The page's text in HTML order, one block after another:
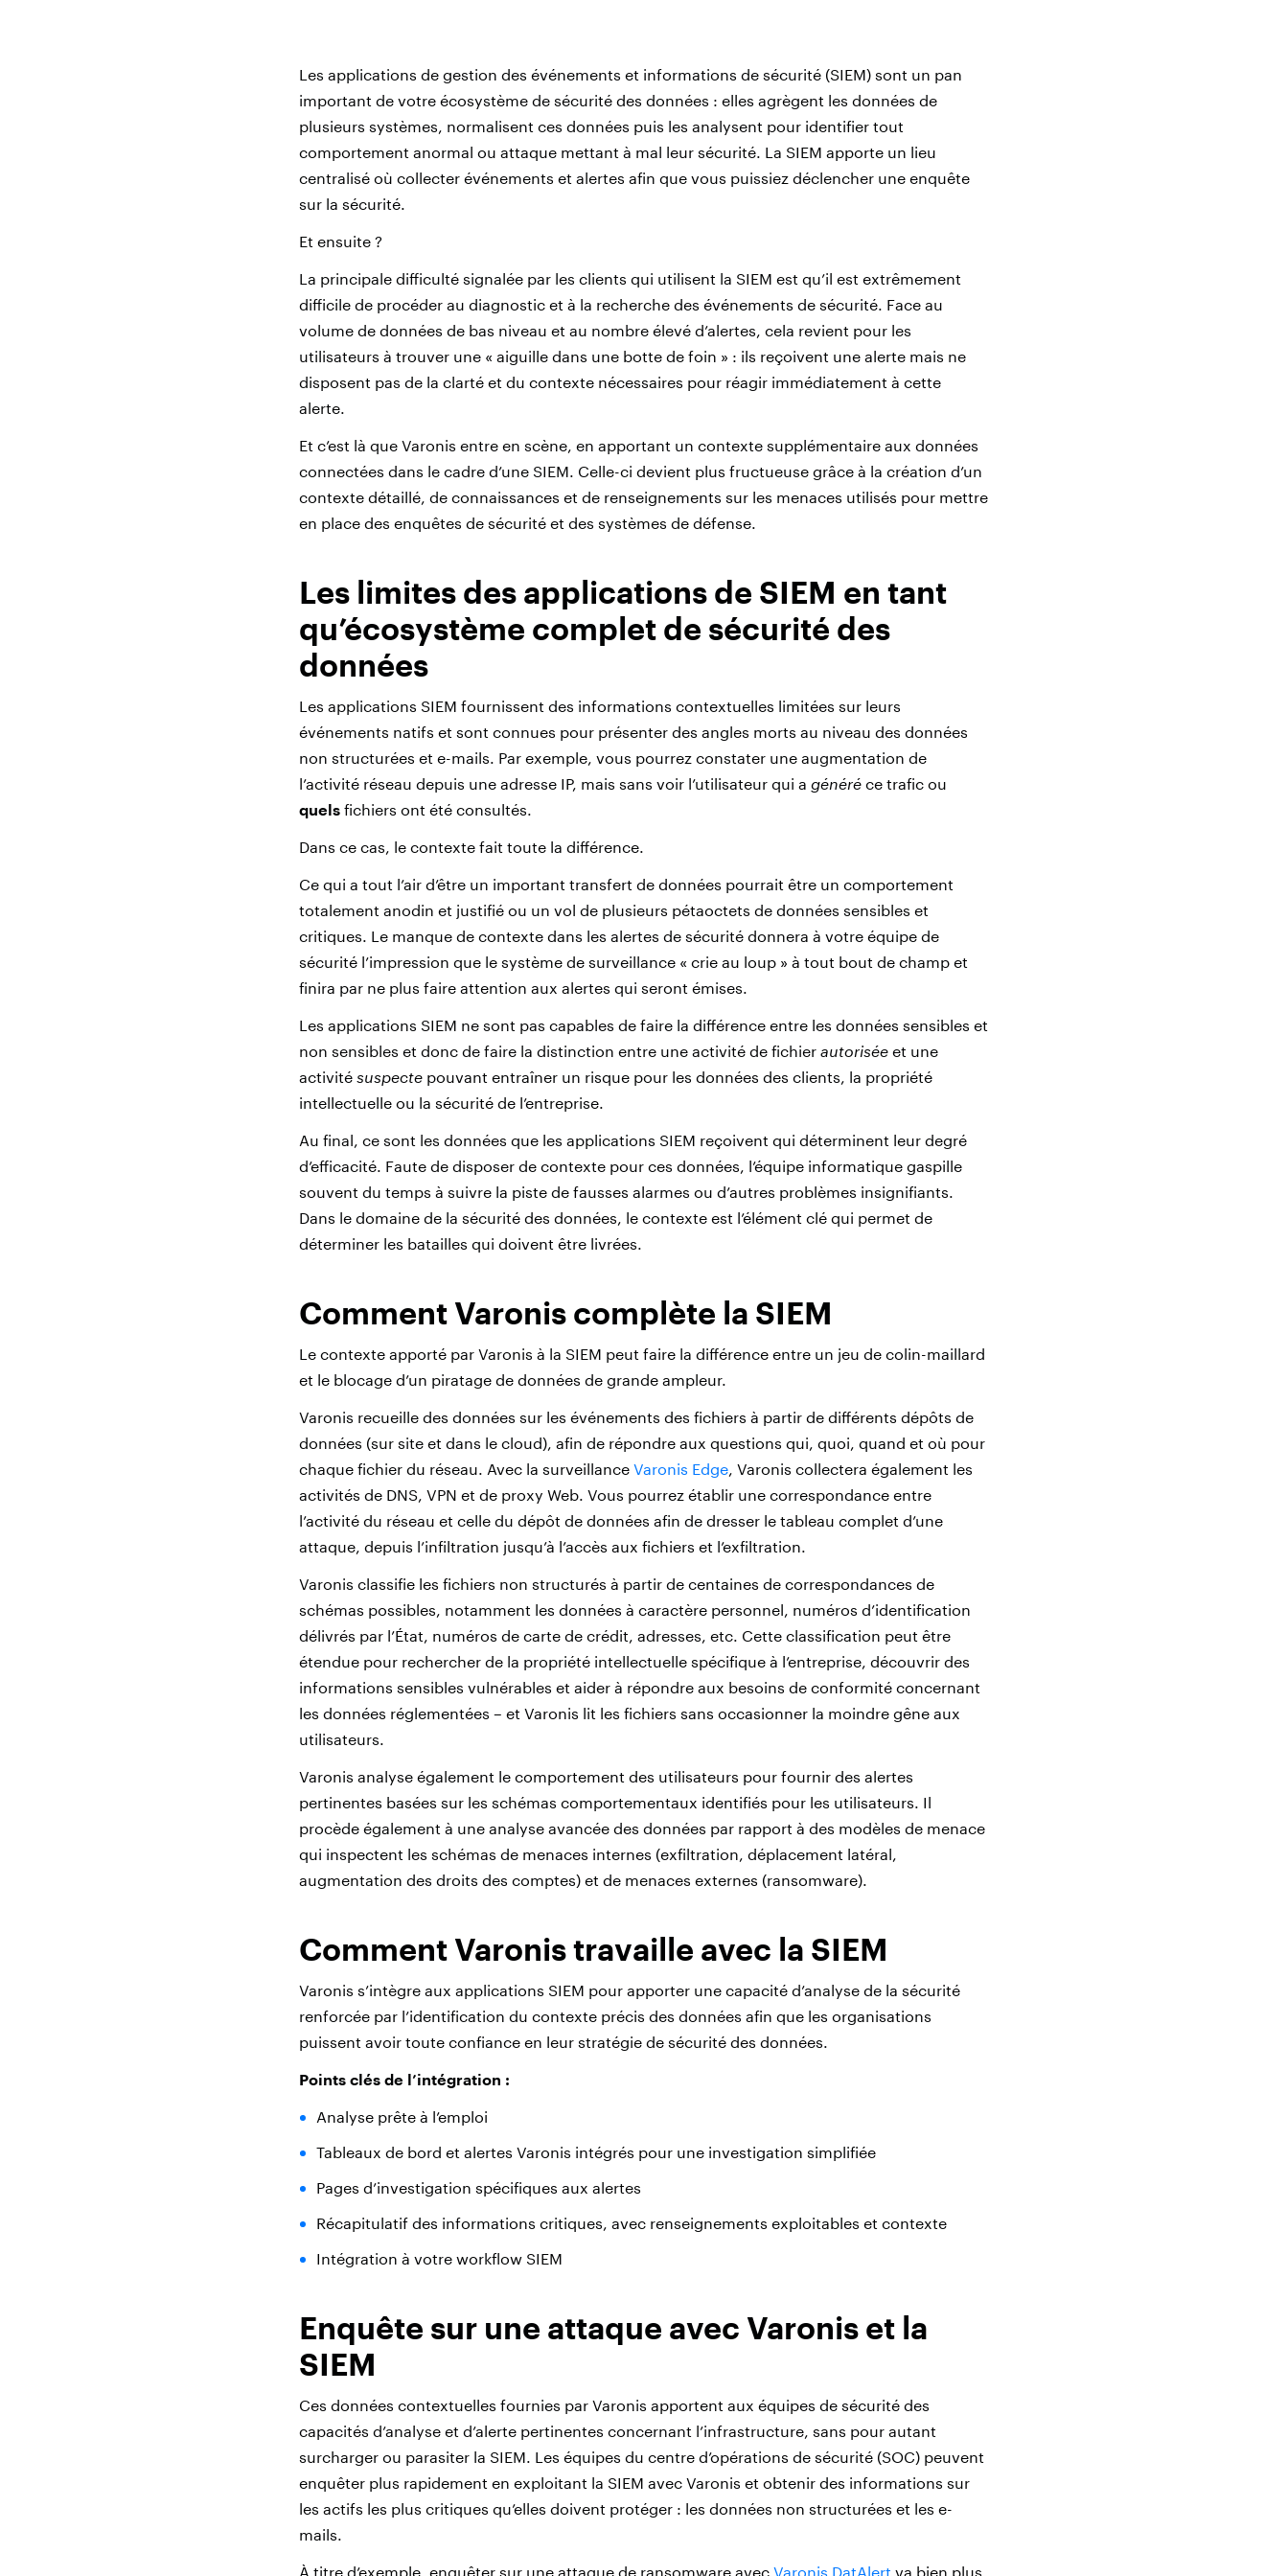
Les applications de gestion des événements et informations de sécurité (SIEM) sont un pan
important de votre écosystème de sécurité des données : elles agrègent les données de
plusieurs systèmes, normalisent ces données puis les analysent pour identifier tout
comportement anormal ou attaque mettant à mal leur sécurité. La SIEM apporte un lieu
centralisé où collecter événements et alertes afin que vous puissiez déclencher une enquête
sur la sécurité.
Et ensuite ?
La principale difficulté signalée par les clients qui utilisent la SIEM est qu’il est extrêmement
difficile de procéder au diagnostic et à la recherche des événements de sécurité. Face au
volume de données de bas niveau et au nombre élevé d’alertes, cela revient pour les
utilisateurs à trouver une « aiguille dans une botte de foin » : ils reçoivent une alerte mais ne
disposent pas de la clarté et du contexte nécessaires pour réagir immédiatement à cette
alerte.
Et c’est là que Varonis entre en scène, en apportant un contexte supplémentaire aux données
connectées dans le cadre d’une SIEM. Celle-ci devient plus fructueuse grâce à la création d’un
contexte détaillé, de connaissances et de renseignements sur les menaces utilisés pour mettre
en place des enquêtes de sécurité et des systèmes de défense.
Les limites des applications de SIEM en tant
qu’écosystème complet de sécurité des
données
Les applications SIEM fournissent des informations contextuelles limitées sur leurs
événements natifs et sont connues pour présenter des angles morts au niveau des données
non structurées et e-mails. Par exemple, vous pourrez constater une augmentation de
l’activité réseau depuis une adresse IP, mais sans voir l’utilisateur qui a généré ce trafic ou
quels fichiers ont été consultés.
Dans ce cas, le contexte fait toute la différence.
Ce qui a tout l’air d’être un important transfert de données pourrait être un comportement
totalement anodin et justifié ou un vol de plusieurs pétaoctets de données sensibles et
critiques. Le manque de contexte dans les alertes de sécurité donnera à votre équipe de
sécurité l’impression que le système de surveillance « crie au loup » à tout bout de champ et
finira par ne plus faire attention aux alertes qui seront émises.
Les applications SIEM ne sont pas capables de faire la différence entre les données sensibles et
non sensibles et donc de faire la distinction entre une activité de fichier autorisée et une
activité suspecte pouvant entraîner un risque pour les données des clients, la propriété
intellectuelle ou la sécurité de l’entreprise.
Au final, ce sont les données que les applications SIEM reçoivent qui déterminent leur degré
d’efficacité. Faute de disposer de contexte pour ces données, l’équipe informatique gaspille
souvent du temps à suivre la piste de fausses alarmes ou d’autres problèmes insignifiants.
Dans le domaine de la sécurité des données, le contexte est l’élément clé qui permet de
déterminer les batailles qui doivent être livrées.
Comment Varonis complète la SIEM
Le contexte apporté par Varonis à la SIEM peut faire la différence entre un jeu de colin-maillard
et le blocage d’un piratage de données de grande ampleur.
Varonis recueille des données sur les événements des fichiers à partir de différents dépôts de
données (sur site et dans le cloud), afin de répondre aux questions qui, quoi, quand et où pour
chaque fichier du réseau. Avec la surveillance Varonis Edge, Varonis collectera également les
activités de DNS, VPN et de proxy Web. Vous pourrez établir une correspondance entre
l’activité du réseau et celle du dépôt de données afin de dresser le tableau complet d’une
attaque, depuis l’infiltration jusqu’à l’accès aux fichiers et l’exfiltration.
Varonis classifie les fichiers non structurés à partir de centaines de correspondances de
schémas possibles, notamment les données à caractère personnel, numéros d’identification
délivrés par l’État, numéros de carte de crédit, adresses, etc. Cette classification peut être
étendue pour rechercher de la propriété intellectuelle spécifique à l’entreprise, découvrir des
informations sensibles vulnérables et aider à répondre aux besoins de conformité concernant
les données réglementées – et Varonis lit les fichiers sans occasionner la moindre gêne aux
utilisateurs.
Varonis analyse également le comportement des utilisateurs pour fournir des alertes
pertinentes basées sur les schémas comportementaux identifiés pour les utilisateurs. Il
procède également à une analyse avancée des données par rapport à des modèles de menace
qui inspectent les schémas de menaces internes (exfiltration, déplacement latéral,
augmentation des droits des comptes) et de menaces externes (ransomware).
Comment Varonis travaille avec la SIEM
Varonis s’intègre aux applications SIEM pour apporter une capacité d’analyse de la sécurité
renforcée par l’identification du contexte précis des données afin que les organisations
puissent avoir toute confiance en leur stratégie de sécurité des données.
Points clés de l’intégration :
Analyse prête à l’emploi
Tableaux de bord et alertes Varonis intégrés pour une investigation simplifiée
Pages d’investigation spécifiques aux alertes
Récapitulatif des informations critiques, avec renseignements exploitables et contexte
Intégration à votre workflow SIEM
Enquête sur une attaque avec Varonis et la
SIEM
Ces données contextuelles fournies par Varonis apportent aux équipes de sécurité des
capacités d’analyse et d’alerte pertinentes concernant l’infrastructure, sans pour autant
surcharger ou parasiter la SIEM. Les équipes du centre d’opérations de sécurité (SOC) peuvent
enquêter plus rapidement en exploitant la SIEM avec Varonis et obtenir des informations sur
les actifs les plus critiques qu’elles doivent protéger : les données non structurées et les e-
mails.
À titre d’exemple, enquêter sur une attaque de ransomware avec Varonis DatAlert va bien plus